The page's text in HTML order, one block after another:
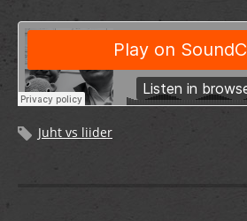
Juht vs liider